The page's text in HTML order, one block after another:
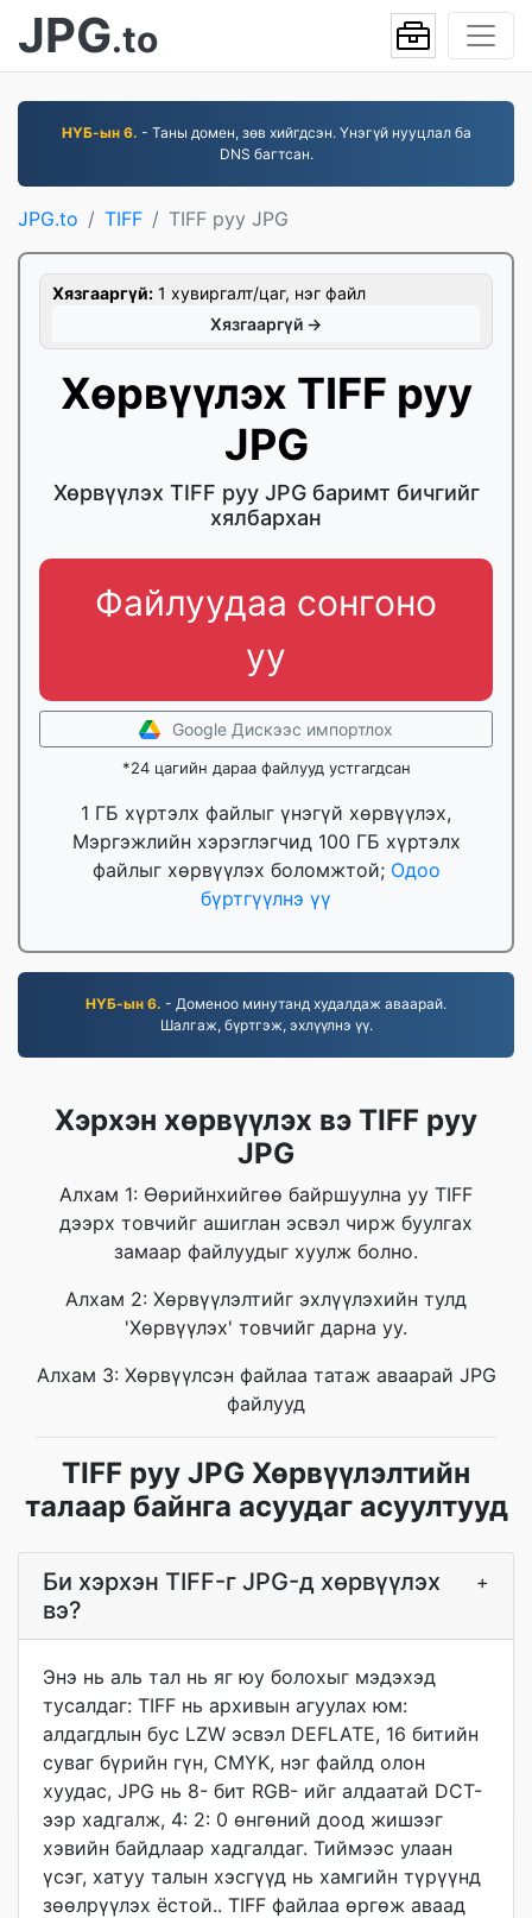
JPG.to
НҮБ-ын 6. - Таны домен, зөв хийгдсэн. Үнэгүй нууцлал ба
DNS багтсан.
JPG.to TIFF TIFF руу JPG
Хязгааргүй: 1 хувиргалт/цаг, нэг файл
Хязгааргүй →
Хөрвүүлэх TIFF руу
JPG
Хөрвүүлэх TIFF руу JPG баримт бичгийг
хялбархан
Файлуудаа сонгоно
уу
Google Дискээс импортлох
*24 цагийн дараа файлууд устгагдсан
1 ГБ хүртэлх файлыг үнэгүй хөрвүүлэх,
Мэргэжлийн хэрэглэгчид 100 ГБ хүртэлх
файлыг хөрвүүлэх боломжтой; Одоо
бүртгүүлнэ үү
НҮБ-ын 6. - Доменоо минутанд худалдаж аваарай.
Шалгаж, бүртгэж, эхлүүлнэ үү.
Хэрхэн хөрвүүлэх вэ TIFF руу
JPG
Алхам 1: Өөрийнхийгөө байршуулна уу TIFF
дээрх товчийг ашиглан эсвэл чирж буулгах
замаар файлуудыг хуулж болно.
Алхам 2: Хөрвүүлэлтийг эхлүүлэхийн тулд
'Хөрвүүлэх' товчийг дарна уу.
Алхам 3: Хөрвүүлсэн файлаа татаж аваарай JPG
файлууд
TIFF руу JPG Хөрвүүлэлтийн
талаар байнга асуудаг асуултууд
Би хэрхэн TIFF-г JPG-д хөрвүүлэх
вэ?
+
Энэ нь аль тал нь яг юу болохыг мэдэхэд
тусалдаг: TIFF нь архивын агуулах юм:
алдагдлын бус LZW эсвэл DEFLATE, 16 битийн
суваг бүрийн гүн, CMYK, нэг файлд олон
хуудас, JPG нь 8- бит RGB- ийг алдаатай DCT-
ээр хадгалж, 4: 2: 0 өнгөний доод жишээг
хэвийн байдлаар хадгалдаг. Тиймээс улаан
үсэг, хатуу талын хэсгүүд нь хамгийн түрүүнд
зөөлрүүлэх ёстой.. TIFF файлаа өргөж аваад